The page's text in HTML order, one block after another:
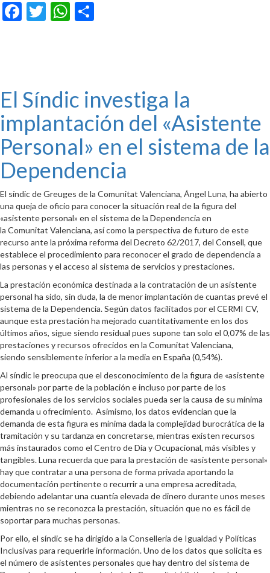
Facebook
TwitterWhatsApp
El Síndic investiga la
implantación del «Asistente
Personal» en el sistema de la
Dependencia
El síndic de Greuges de la Comunitat Valenciana, Ángel Luna, ha abierto
una queja de oficio para conocer la situación real de la figura del
«asistente personal» en el sistema de la Dependencia en
la Comunitat Valenciana, así como la perspectiva de futuro de este
recurso ante la próxima reforma del Decreto 62/2017, del Consell, que
establece el procedimiento para reconocer el grado de dependencia a
las personas y el acceso al sistema de servicios y prestaciones.
La prestación económica destinada a la contratación de un asistente
personal ha sido, sin duda, la de menor implantación de cuantas prevé el
sistema de la Dependencia. Según datos facilitados por el CERMI CV,
aunque esta prestación ha mejorado cuantitativamente en los dos
últimos años, sigue siendo residual pues supone tan solo el 0,07% de las
prestaciones y recursos ofrecidos en la Comunitat Valenciana,
siendo sensiblemente inferior a la media en España (0,54%).
Al síndic le preocupa que el desconocimiento de la figura de «asistente
personal» por parte de la población e incluso por parte de los
profesionales de los servicios sociales pueda ser la causa de su mínima
demanda u ofrecimiento. Asimismo, los datos evidencian que la
demanda de esta figura es mínima dada la complejidad burocrática de la
tramitación y su tardanza en concretarse, mientras existen recursos
más instaurados como el Centro de Día y Ocupacional, más visibles y
tangibles. Luna recuerda que para la prestación de «asistente personal»
hay que contratar a una persona de forma privada aportando la
documentación pertinente o recurrir a una empresa acreditada,
debiendo adelantar una cuantía elevada de dinero durante unos meses
mientras no se reconozca la prestación, situación que no es fácil de
soportar para muchas personas.
Por ello, el síndic se ha dirigido a la Conselleria de Igualdad y Políticas
Inclusivas para requerirle información. Uno de los datos que solicita es
el número de asistentes personales que hay dentro del sistema de